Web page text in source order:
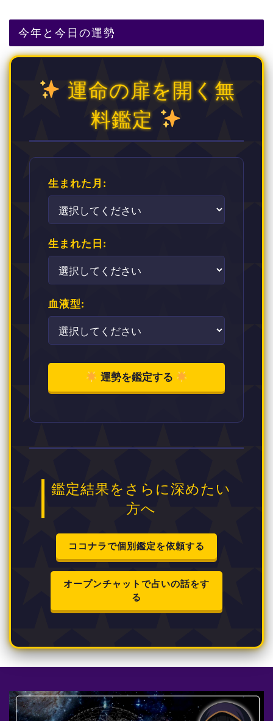
今年と今日の運勢
運命の扉を開く無
料鑑定
生まれた月:
生まれた日:
血液型:
運勢を鑑定する
鑑定結果をさらに深めたい
方へ
ココナラで個別鑑定を依頼する
オープンチャットで占いの話をす
る